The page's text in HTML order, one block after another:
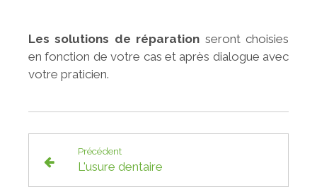
Les solutions de réparation seront choisies
en fonction de votre cas et après dialogue avec
votre praticien.
Précédent
L'usure dentaire